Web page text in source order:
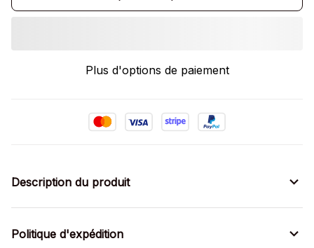
Plus d'options de paiement
Description du produit
Politique d'expédition